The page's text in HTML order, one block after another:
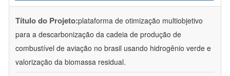
Título do Projeto:plataforma de otimização multiobjetivo
para a descarbonização da cadeia de produção de
combustível de aviação no brasil usando hidrogênio verde e
valorização da biomassa residual.